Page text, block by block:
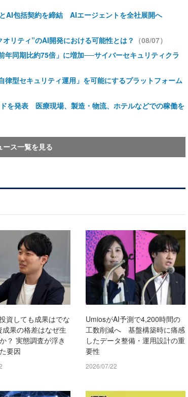
AI包括契約を締結 AIエージェントを全社展開へ
リティ”のAI開発における可能性とは？ （08/07）
年同期比約75倍」に増加──サイバーセキュリティクラ
型セキュリティ運用」を可能にするプラットフォーム
を発表 医療現場、製造・物流、ホテルなどでの稼働を
ース一覧を見る
資しても成果はでな
果の格差はなぜ生
？ 実態調査が浮き
要因
UmiosがAI予測で4,200時間の
工数削減へ 基盤構築時に痛感
したデータ整備・運用設計の重
要性
2026/07/22